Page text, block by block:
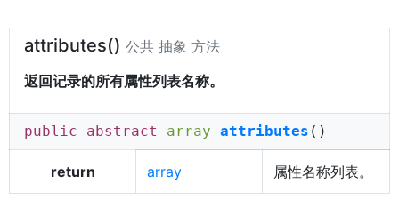
attributes() 公共 抽象 方法
返回记录的所有属性列表名称。
public abstract array attributes ()
return array 属性名称列表。